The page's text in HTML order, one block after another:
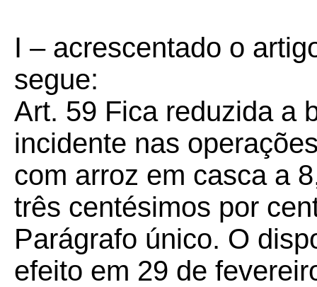
I – acrescentado o
segue:
Art. 59 Fica reduzida a
incidente nas
com arroz em casca a
três centésimos por
Parágrafo único. O
efeito em 29 de